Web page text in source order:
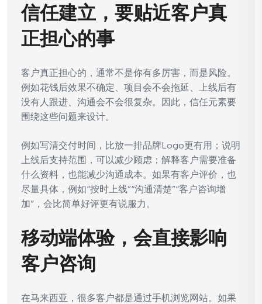
信任建立，要贴近客户真
正担心的事
客户真正担心的，通常不是你有多厉害，而是风险。
例如花钱后效果不确定、项目会不会拖延、上线后有
没有人跟进、沟通会不会很复杂。因此，信任元素要
围绕这些问题来设计。
例如写清交付时间，比放一排品牌Logo更有用；说明
上线后支持范围，可以减少顾虑；解释客户需要准备
什么资料，也能减少沟通成本。如果有客户评价，也
尽量具体，例如“按时上线”“沟通清楚”“客户咨询增
加”，会比简单好评更有说服力。
移动端体验，会直接影响
客户咨询
在马来西亚，很多客户都是通过手机浏览网站。如果